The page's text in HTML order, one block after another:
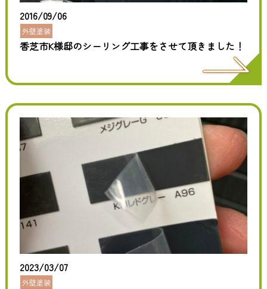
2016/09/06
外壁塗装
香芝市K様邸のシーリング工事をさせて頂きました！
2023/03/07
外壁塗装